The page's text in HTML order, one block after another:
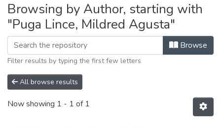
Estadísticas Externas
Manuales
Browsing by Author, starting with
"Puga Lince, Mildred Agusta"
Browse
Filter results by typing the first few letters
All browse results
Now showing 1 - 1 of 1